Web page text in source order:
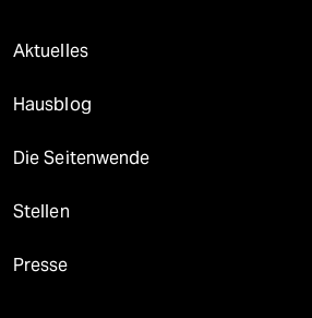
Aktuelles
Hausblog
Die Seitenwende
Stellen
Presse